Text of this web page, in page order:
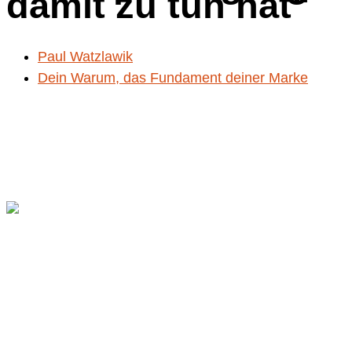
Paul Watzlawik
Dein Warum, das Fundament deiner Marke